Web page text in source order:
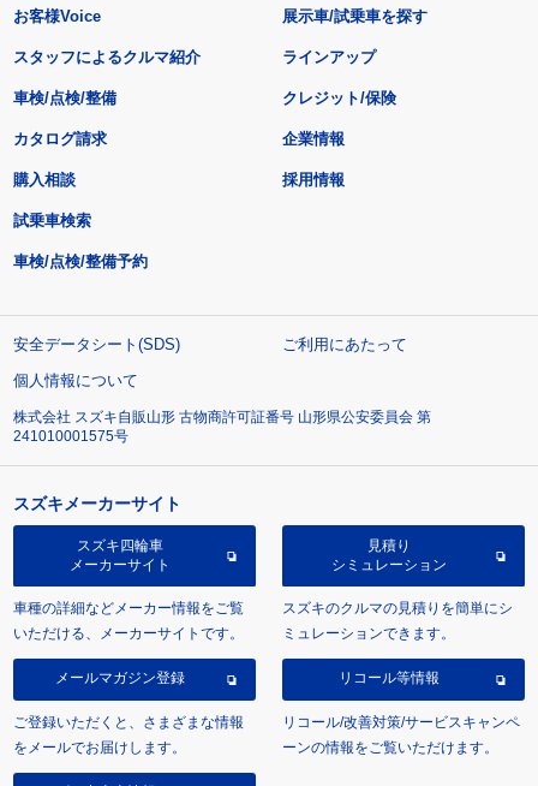
お客様Voice
スタッフによるクルマ紹介
展示車/試乗車を探す
ラインアップ
車検/点検/整備 クレジット/保険
カタログ請求
購入相談
試乗車検索
車検/点検/整備予約
企業情報
採用情報
安全データシート(SDS)
ご利用にあたって
個人情報について
株式会社 スズキ自販山形 古物商許可証番号 山形県公安委員会 第
241010001575号
スズキメーカーサイト
スズキ四輪車
メーカーサイト
車種の詳細などメーカー情報をご覧
いただける、メーカーサイトです。
見積り
シミュレーション
スズキのクルマの見積りを簡単にシ
ミュレーションできます。
メールマガジン登録
ご登録いただくと、さまざまな情報
をメールでお届けします。
リコール等情報
リコール/改善対策/サービスキャンペ
ーンの情報をご覧いただけます。